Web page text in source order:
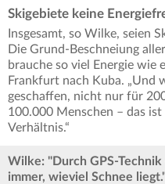
Skigebiete keine
Insgesamt, so Wilke, seien
Die Grund-Beschneiung
brauche so viel Energie wie
Frankfurt nach Kuba. „Und
geschaffen, nicht nur für
100.000 Menschen – das
Verhältnis.“
Wilke: "Durch GPS-
immer, wieviel Schnee